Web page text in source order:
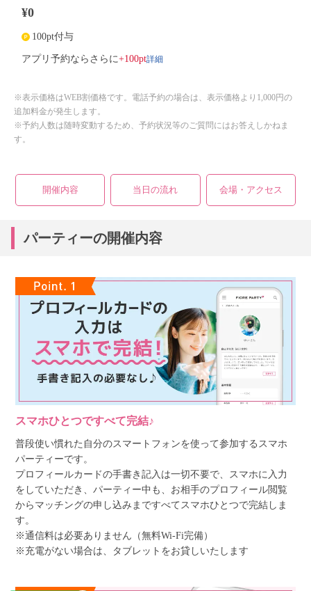
¥0
100pt付与
アプリ予約ならさらに+100pt詳細
※表示価格はWEB割価格です。電話予約の場合は、表示価格より1,000円の
追加料金が発生します。
※予約人数は随時変動するため、予約状況等のご質問にはお答えしかねま
す。
開催内容 当日の流れ 会場・アクセス
パーティーの開催内容
スマホひとつですべて完結♪
普段使い慣れた自分のスマートフォンを使って参加するスマホ
パーティーです。
プロフィールカードの手書き記入は一切不要で、スマホに入力
をしていただき、パーティー中も、お相手のプロフィール閲覧
からマッチングの申し込みまですべてスマホひとつで完結しま
す。
※通信料は必要ありません（無料Wi-Fi完備）
※充電がない場合は、タブレットをお貸しいたします